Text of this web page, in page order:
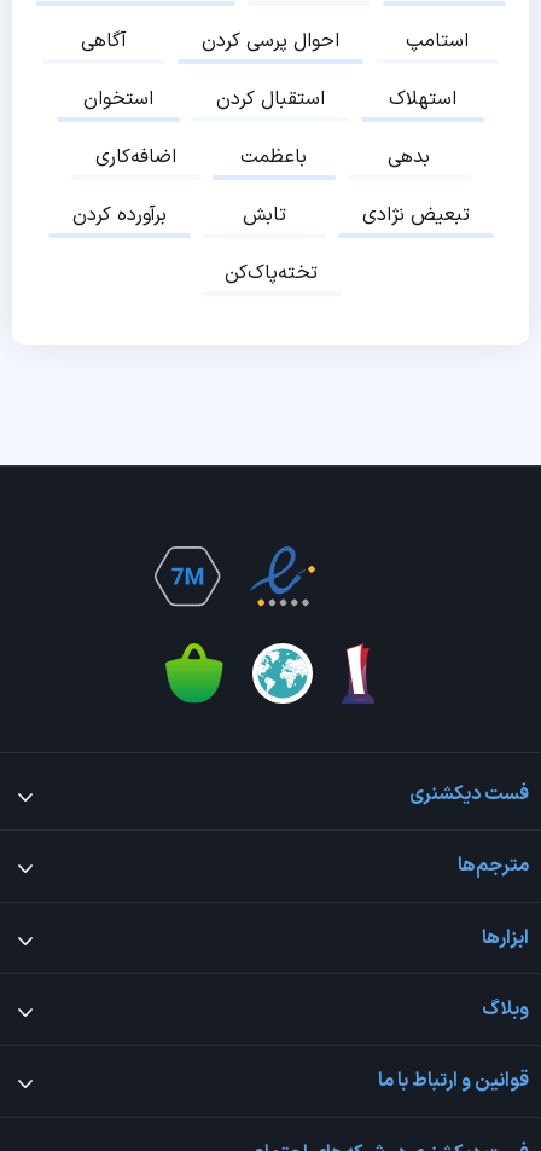
آگاهی
احوال پرسی کردن
استامپ
استخوان
استقبال کردن
استهلاک
اضافه‌کاری
باعظمت
بدهی
برآورده کردن
تابش
تبعیض نژادی
تخته‌پاک‌کن
فست دیکشنری
مترجم‌ها
ابزارها
وبلاگ
قوانین و ارتباط با ما